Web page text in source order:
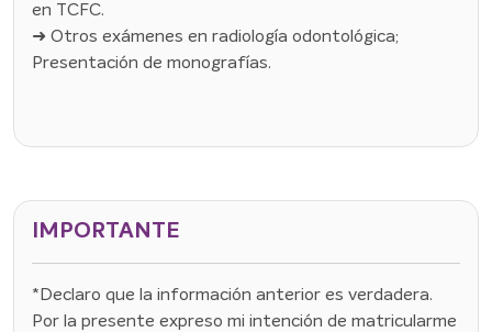
en TCFC.
➜ Otros exámenes en radiología odontológica;
Presentación de monografías.
IMPORTANTE
*Declaro que la información anterior es verdadera.
Por la presente expreso mi intención de matricularme